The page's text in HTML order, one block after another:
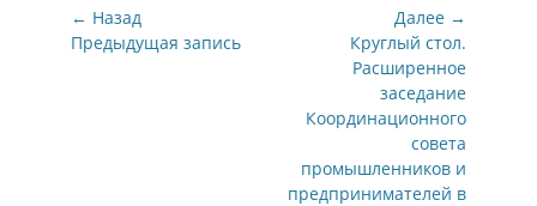
Навигация
по
← Назад
Предыдущая
Предыдущая запись
Далее →
СледующаяКруглый стол.
Расширенное
заседание
Координационного
совета
промышленников и
предпринимателей в